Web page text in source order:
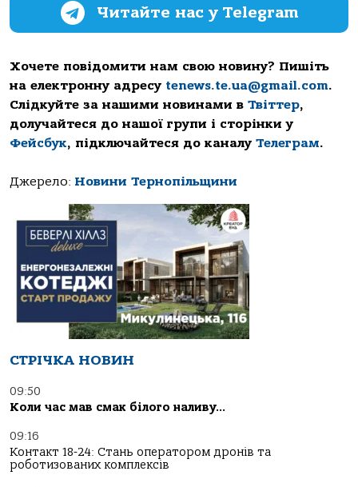
Читайте нас у Telegram
Хочете повідомити нам свою новину? Пишіть
на електронну адресу tenews.te.ua@gmail.com.
Слідкуйте за нашими новинами в Твіттер,
долучайтеся до нашої групи і сторінки у
Фейсбук, підключайтеся до каналу Телеграм.
Джерело: Новини Тернопільщини
СТРІЧКА НОВИН
09:50
Коли час мав смак білого наливу…
09:16
Контакт 18-24: Стань оператором дронів та
роботизованих комплексів